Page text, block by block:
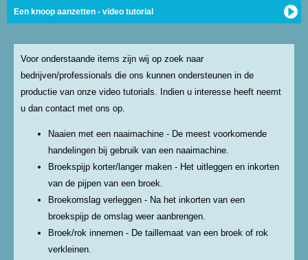
Een knoop aanzetten - video tutorial
Voor onderstaande items zijn wij op zoek naar
bedrijven/professionals die ons kunnen ondersteunen in de
productie van onze video tutorials. Indien u interesse heeft neemt
u dan contact met ons op.
Naaien met een naaimachine - De meest voorkomende
handelingen bij gebruik van een naaimachine.
Broekspijp korter/langer maken - Het uitleggen en inkorten
van de pijpen van een broek.
Broekomslag verleggen - Na het inkorten van een
broekspijp de omslag weer aanbrengen.
Broek/rok innemen - De taillemaat van een broek of rok
verkleinen.